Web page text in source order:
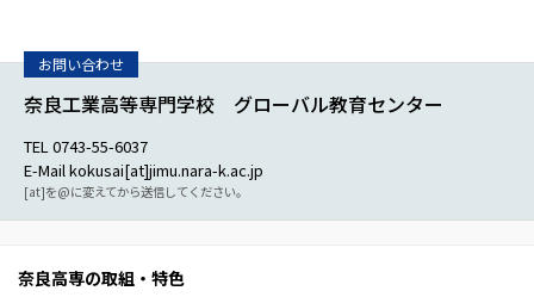
奈良工業高等専門学校 グローバル教育センター
TEL 0743-55-6037
E-Mail kokusai[at]jimu.nara-k.ac.jp
[at]を@に変えてから送信してください。
奈良高専の取組・特色